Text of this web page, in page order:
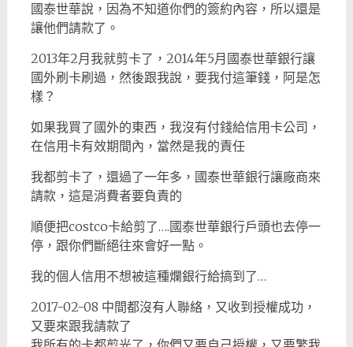
國泰世華說，因為不知道你們的簽約內容，所以還是
讓他們請款了。
2013年2月我就剪卡了，2014年5月國泰世華銀行讓
國外刷卡刷過，然後跟我說，要我付這筆錢，阿是怎
樣？
如果我買了國外的東西，我沒有付錢給信用卡公司，
在信用卡有效期間內，當然是我的責任
我都剪卡了，還過了一年多，國泰世華銀行讓廠商來
請款，這是消費者要負責的
順便把costco卡給剪了….國泰世華銀行戶頭也去停一
停，跟你們斷絕往來會好一點。
我的個人信用不想被這種爛銀行給搞到了…
2017-02-08 中間都沒有人聯絡，又收到授權成功，
又要來跟我請款了